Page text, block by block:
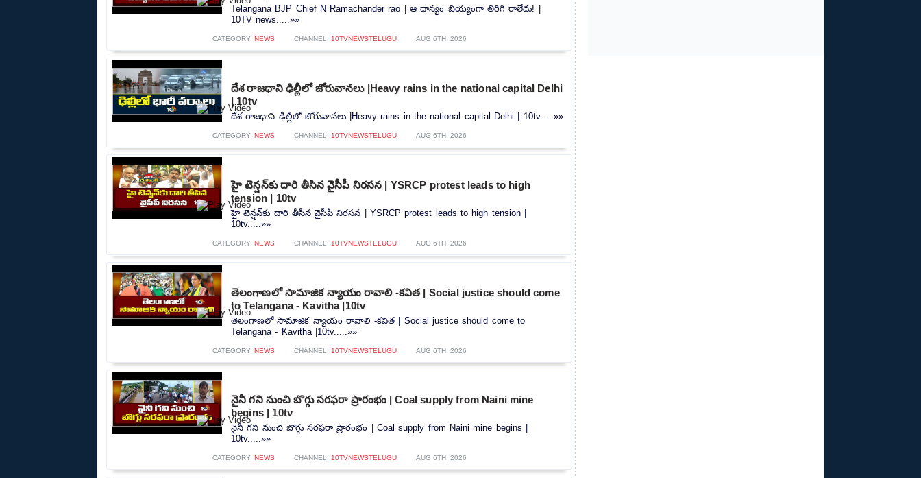
Telangana BJP Chief N Ramachander rao | ఆ ధాన్యం బియ్యంగా తిరిగి రాలేదు! |
10TV news.....»»
CATEGORY: NEWS CHANNEL: 10TVNEWSTELUGU AUG 6TH, 2026
దేశ రాజధాని ఢిల్లీలో జోరువానలు |Heavy rains in the national capital Delhi
| 10tv
దేశ రాజధాని ఢిల్లీలో జోరువానలు |Heavy rains in the national capital Delhi | 10tv.....»»
CATEGORY: NEWS CHANNEL: 10TVNEWSTELUGU AUG 6TH, 2026
హై టెన్షన్‌కు దారి తీసిన వైసీపీ నిరసన | YSRCP protest leads to high
tension | 10tv
హై టెన్షన్‌కు దారి తీసిన వైసీపీ నిరసన | YSRCP protest leads to high tension |
10tv.....»»
CATEGORY: NEWS CHANNEL: 10TVNEWSTELUGU AUG 6TH, 2026
తెలంగాణలో సామాజిక న్యాయం రావాలి -కవిత | Social justice should come
to Telangana - Kavitha |10tv
తెలంగాణలో సామాజిక న్యాయం రావాలి -కవిత | Social justice should come to
Telangana - Kavitha |10tv.....»»
CATEGORY: NEWS CHANNEL: 10TVNEWSTELUGU AUG 6TH, 2026
నైనీ గని నుంచి బొగ్గు సరఫరా ప్రారంభం | Coal supply from Naini mine
begins | 10tv
నైనీ గని నుంచి బొగ్గు సరఫరా ప్రారంభం | Coal supply from Naini mine begins |
10tv.....»»
CATEGORY: NEWS CHANNEL: 10TVNEWSTELUGU AUG 6TH, 2026